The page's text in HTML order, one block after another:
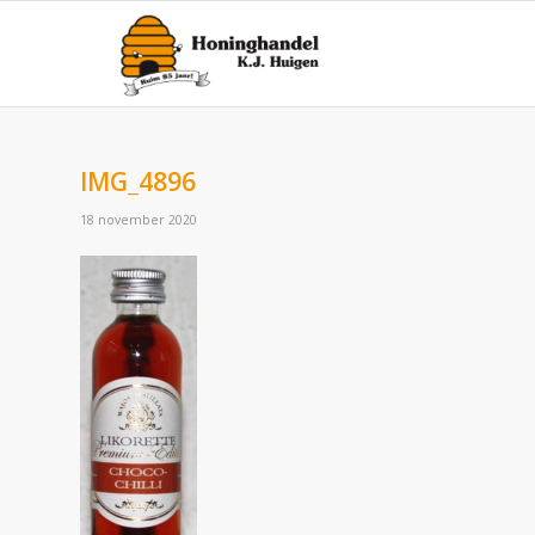
IMG_4896
18 november 2020